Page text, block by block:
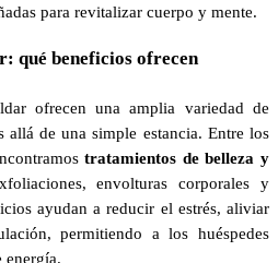
para revitalizar cuerpo y mente.
qué beneficios ofrecen
ofrecen una amplia variedad de
allá de una simple estancia. Entre los
tratamientos de belleza y
envolturas corporales y
ayudan a reducir el estrés, aliviar
permitiendo a los huéspedes
energía.